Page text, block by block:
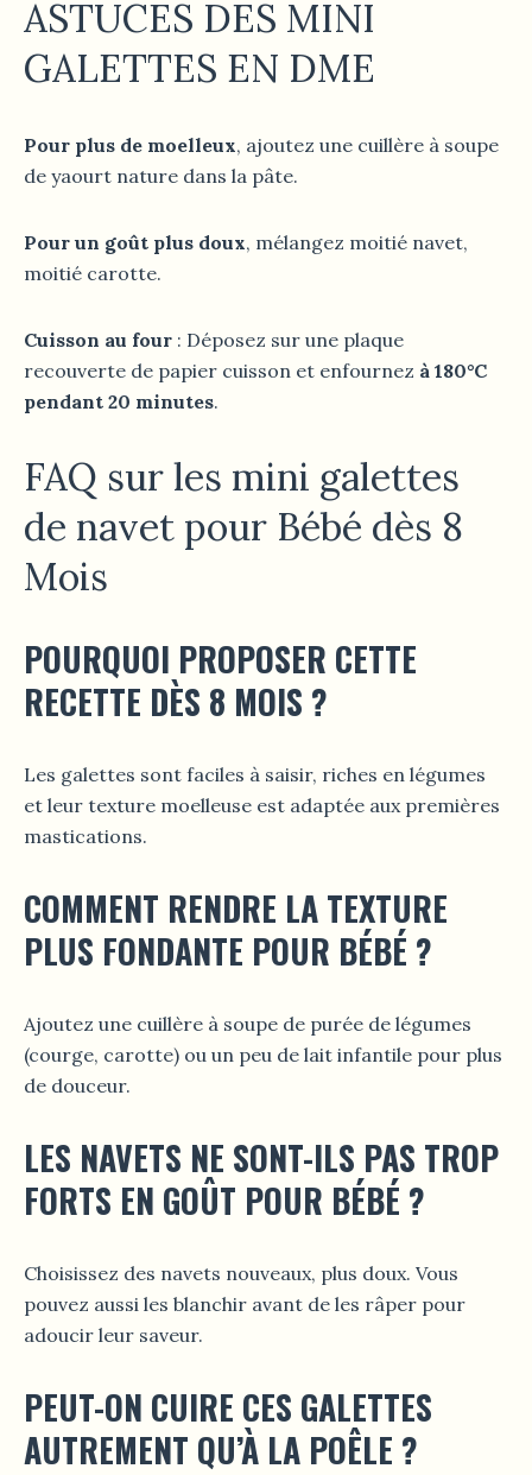
ASTUCES DES MINI
GALETTES EN DME
Pour plus de moelleux, ajoutez une cuillère à soupe
de yaourt nature dans la pâte.
Pour un goût plus doux, mélangez moitié navet,
moitié carotte.
Cuisson au four : Déposez sur une plaque
recouverte de papier cuisson et enfournez à 180°C
pendant 20 minutes.
FAQ sur les mini galettes
de navet pour Bébé dès 8
Mois
POURQUOI PROPOSER CETTE
RECETTE DÈS 8 MOIS ?
Les galettes sont faciles à saisir, riches en légumes
et leur texture moelleuse est adaptée aux premières
mastications.
COMMENT RENDRE LA TEXTURE
PLUS FONDANTE POUR BÉBÉ ?
Ajoutez une cuillère à soupe de purée de légumes
(courge, carotte) ou un peu de lait infantile pour plus
de douceur.
LES NAVETS NE SONT-ILS PAS TROP
FORTS EN GOÛT POUR BÉBÉ ?
Choisissez des navets nouveaux, plus doux. Vous
pouvez aussi les blanchir avant de les râper pour
adoucir leur saveur.
PEUT-ON CUIRE CES GALETTES
AUTREMENT QU’À LA POÊLE ?